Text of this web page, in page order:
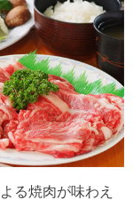
る焼肉が味わえ